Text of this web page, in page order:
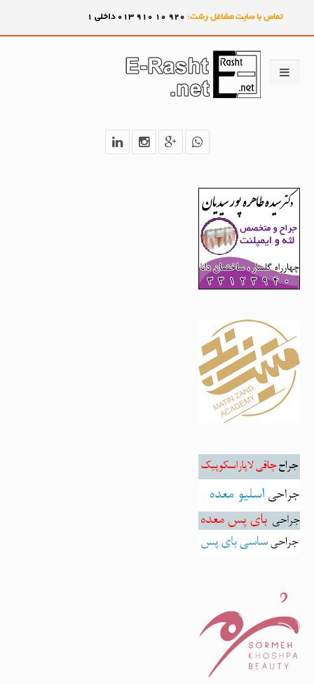
تماس با سایت مشاغل رشت: 920
10
910 013 داخلی 1